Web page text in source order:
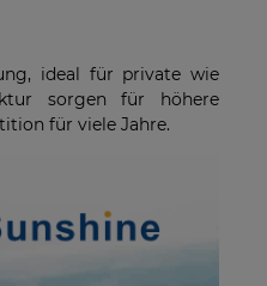
ideal für private wie
sorgen für höhere
für viele Jahre.